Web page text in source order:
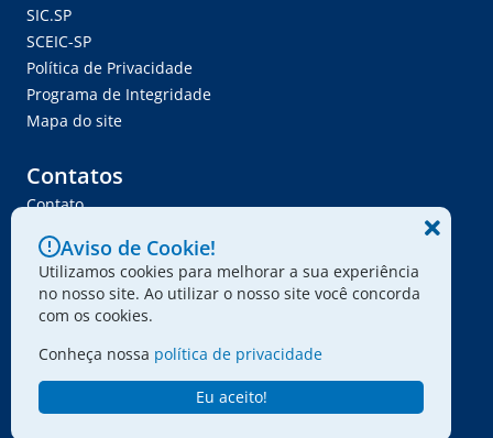
SIC.SP
SCEIC-SP
Política de Privacidade
Programa de Integridade
Mapa do site
Contatos
Contato
Trabalhe Conosco
Ser Fornecedor
Envie seu projeto
© 2024 - Associação Paulista dos Amigos da Arte
Aviso de Cookie!
Utilizamos cookies para melhorar a sua experiência
no nosso site. Ao utilizar o nosso site você concorda
com os cookies.
Conheça nossa política de privacidade
Eu aceito!